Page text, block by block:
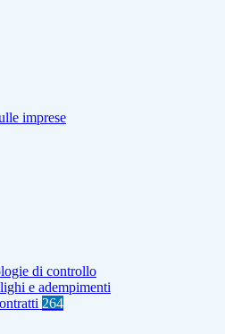
imprese
di controllo
e adempimenti
264